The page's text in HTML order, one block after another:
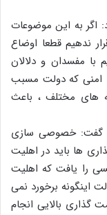
اگر به این موضوعات
ندهیم قطعا اوضاع
با مفسدان و دلالان
امنی که دولت مسبب
های مختلف ، باعث
و گفت: خصوصی سازی
ها باید در اهلیت
را یافت که اهلیت
اینگونه برخورد نمی
گذاری بالایی انجام